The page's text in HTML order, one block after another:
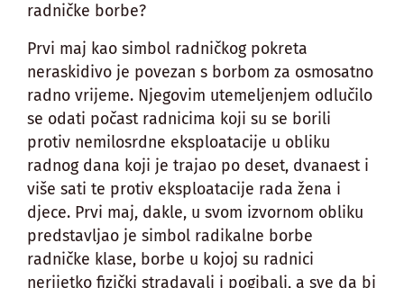
radničke borbe?
Prvi maj kao simbol radničkog pokreta
neraskidivo je povezan s borbom za osmosatno
radno vrijeme. Njegovim utemeljenjem odlučilo
se odati počast radnicima koji su se borili
protiv nemilosrdne eksploatacije u obliku
radnog dana koji je trajao po deset, dvanaest i
više sati te protiv eksploatacije rada žena i
djece. Prvi maj, dakle, u svom izvornom obliku
predstavljao je simbol radikalne borbe
radničke klase, borbe u kojoj su radnici
nerijetko fizički stradavali i pogibali, a sve da bi